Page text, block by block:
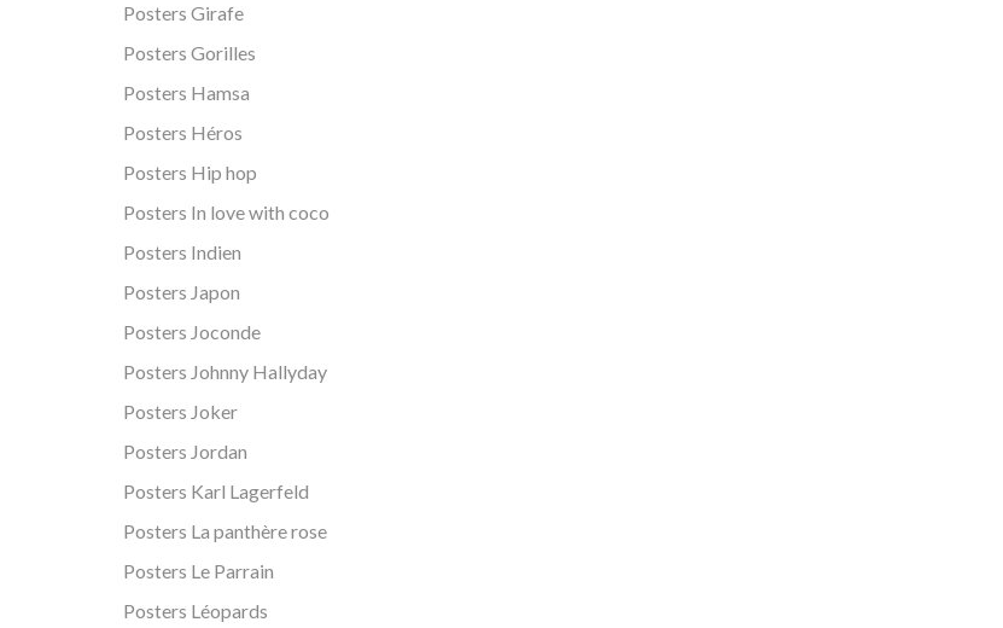
Posters Girafe
Posters Gorilles
Posters Hamsa
Posters Héros
Posters Hip hop
Posters In love with coco
Posters Indien
Posters Japon
Posters Joconde
Posters Johnny Hallyday
Posters Joker
Posters Jordan
Posters Karl Lagerfeld
Posters La panthère rose
Posters Le Parrain
Posters Léopards